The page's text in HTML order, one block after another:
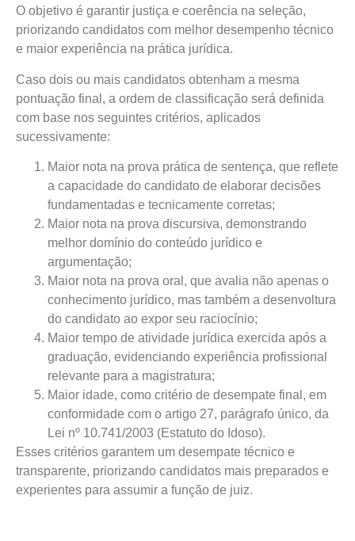
O objetivo é garantir justiça e coerência na seleção,
priorizando candidatos com melhor desempenho técnico
e maior experiência na prática jurídica.
Caso dois ou mais candidatos obtenham a mesma
pontuação final, a ordem de classificação será definida
com base nos seguintes critérios, aplicados
sucessivamente:
Maior nota na prova prática de sentença, que reflete
a capacidade do candidato de elaborar decisões
fundamentadas e tecnicamente corretas;
Maior nota na prova discursiva, demonstrando
melhor domínio do conteúdo jurídico e
argumentação;
Maior nota na prova oral, que avalia não apenas o
conhecimento jurídico, mas também a desenvoltura
do candidato ao expor seu raciocínio;
Maior tempo de atividade jurídica exercida após a
graduação, evidenciando experiência profissional
relevante para a magistratura;
Maior idade, como critério de desempate final, em
conformidade com o artigo 27, parágrafo único, da
Lei nº 10.741/2003 (Estatuto do Idoso).
Esses critérios garantem um desempate técnico e
transparente, priorizando candidatos mais preparados e
experientes para assumir a função de juiz.